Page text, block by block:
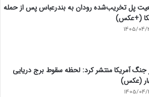
پل تخریب‌شده رودان به بندرعباس پس از حمله
(+عکس)
1405/04/
جنگ آمریکا منتشر کرد: لحظه سقوط برج دریایی
(عکس)
1405/04/